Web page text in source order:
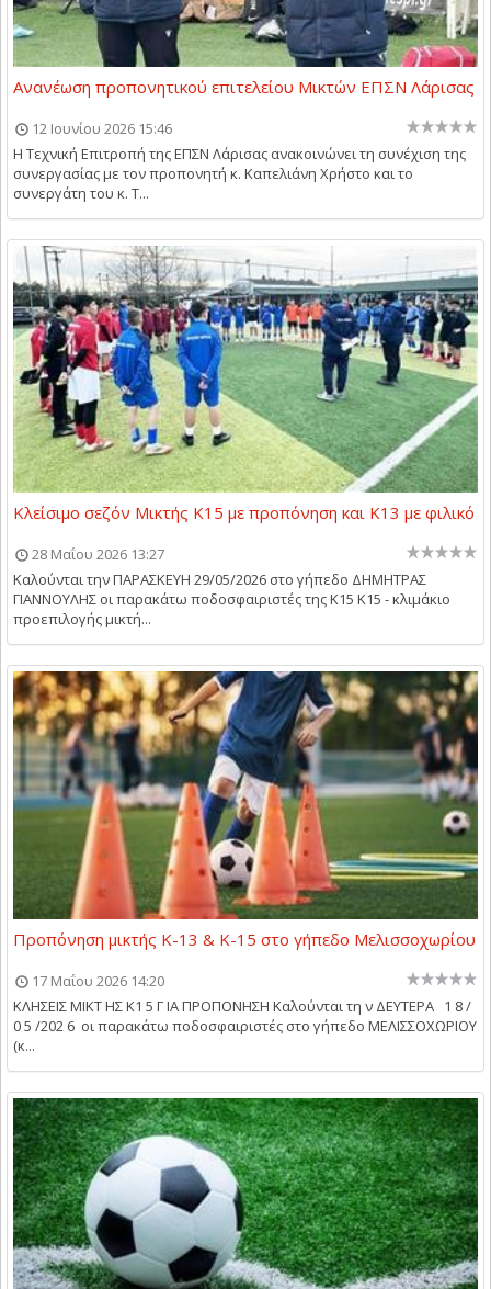
Ανανέωση προπονητικού επιτελείου Μικτών ΕΠΣΝ Λάρισας
12 Ιουνίου 2026 15:46
Η Τεχνική Επιτροπή της ΕΠΣΝ Λάρισας ανακοινώνει τη συνέχιση της
συνεργασίας με τον προπονητή κ. Καπελιάνη Χρήστο και το
συνεργάτη του κ. Τ...
Κλείσιμο σεζόν Μικτής Κ15 με προπόνηση και Κ13 με φιλικό
28 Μαΐου 2026 13:27
Καλούνται την ΠΑΡΑΣΚΕΥΗ 29/05/2026 στο γήπεδο ΔΗΜΗΤΡΑΣ
ΓΙΑΝΝΟΥΛΗΣ οι παρακάτω ποδοσφαιριστές της Κ15 Κ15 - κλιμάκιο
προεπιλογής μικτή...
Προπόνηση μικτής Κ-13 & Κ-15 στο γήπεδο Μελισσοχωρίου
17 Μαΐου 2026 14:20
ΚΛΗΣΕΙΣ ΜΙΚΤ ΗΣ Κ1 5 Γ ΙΑ ΠΡΟΠΟΝΗΣΗ Καλούνται τη ν ΔΕΥΤΕΡΑ 1 8 /
0 5 /202 6 οι παρακάτω ποδοσφαιριστές στο γήπεδο ΜΕΛΙΣΣΟΧΩΡΙΟΥ
(κ...